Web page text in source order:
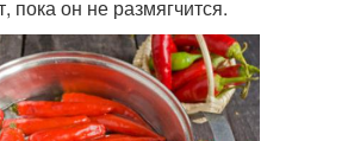
пока он не размягчится.